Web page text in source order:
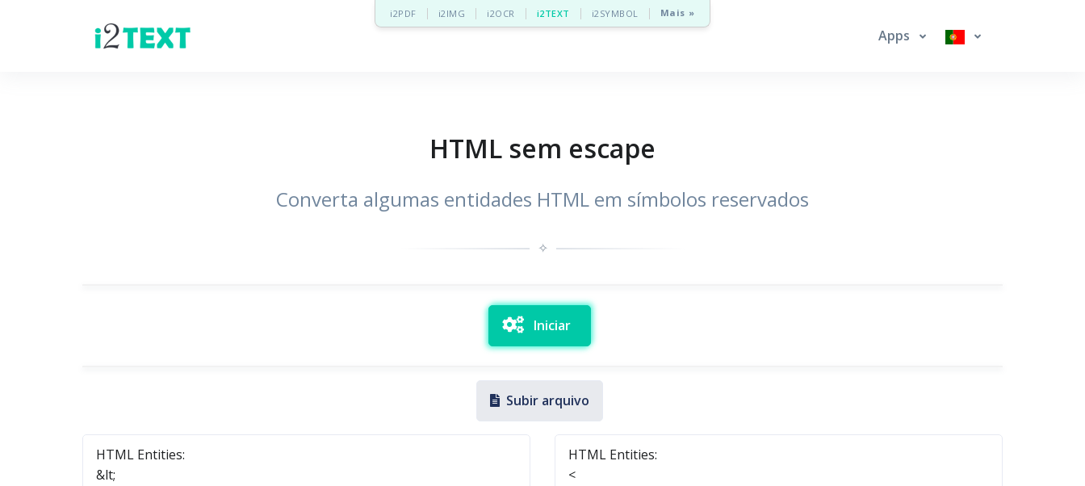
i2PDF i2IMG i2OCR i2TEXT i2SYMBOL Mais »
Apps
HTML sem escape
Converta algumas entidades HTML em símbolos reservados
✧
Iniciar
Subir arquivo